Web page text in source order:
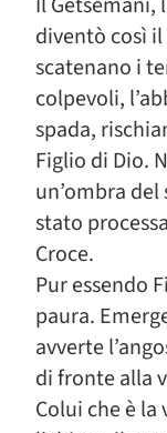
diventò così
scatenano i
colpevoli,
spada,
Figlio di Dio.
un’ombra
stato
Croce.
Pur essendo
paura.
avverte
di fronte alla
Colui che è la